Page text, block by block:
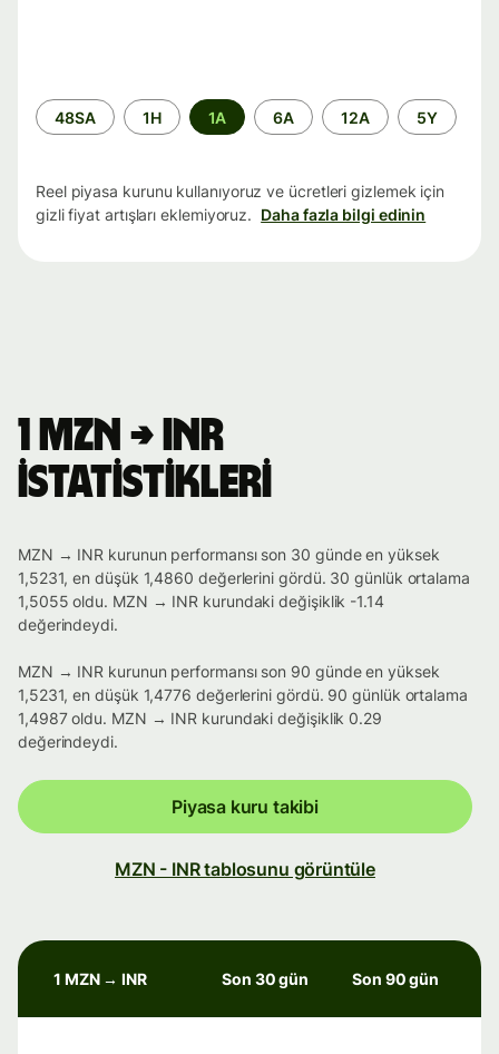
Zaman
aralığı
48SA 1H 1A 6A 12A 5Y
Reel piyasa kurunu kullanıyoruz ve ücretleri gizlemek için
gizli fiyat artışları eklemiyoruz. Daha fazla bilgi edinin
1 MZN → INR
istatistikleri
MZN → INR kurunun performansı son 30 günde en yüksek
1,5231, en düşük 1,4860 değerlerini gördü. 30 günlük ortalama
1,5055 oldu. MZN → INR kurundaki değişiklik -1.14
değerindeydi.
MZN → INR kurunun performansı son 90 günde en yüksek
1,5231, en düşük 1,4776 değerlerini gördü. 90 günlük ortalama
1,4987 oldu. MZN → INR kurundaki değişiklik 0.29
değerindeydi.
Piyasa kuru takibi
MZN - INR tablosunu görüntüle
1 MZN → INR Son 30 gün Son 90 gün